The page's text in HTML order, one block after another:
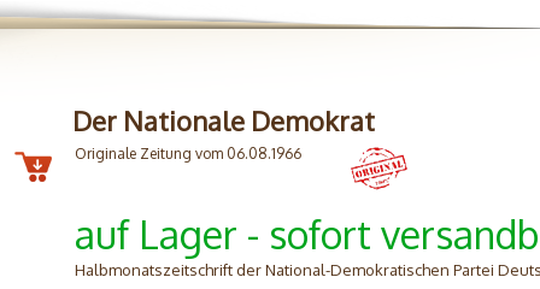
Der Nationale Demokrat
Originale Zeitung vom 06.08.1966
auf Lager - sofort
Halbmonatszeitschrift der National-Demokratischen Partei